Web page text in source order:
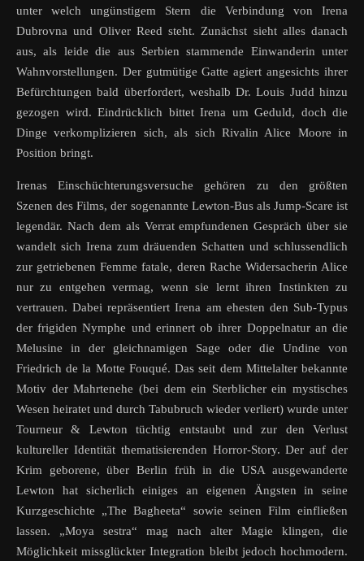
unter welch ungünstigem Stern die Verbindung von Irena
Dubrovna und Oliver Reed steht. Zunächst sieht alles danach
aus, als leide die aus Serbien stammende Einwanderin unter
Wahnvorstellungen. Der gutmütige Gatte agiert angesichts ihrer
Befürchtungen bald überfordert, weshalb Dr. Louis Judd hinzu
gezogen wird. Eindrücklich bittet Irena um Geduld, doch die
Dinge verkomplizieren sich, als sich Rivalin Alice Moore in
Position bringt.
Irenas Einschüchterungsversuche gehören zu den größten
Szenen des Films, der sogenannte Lewton-Bus als Jump-Scare ist
legendär. Nach dem als Verrat empfundenen Gespräch über sie
wandelt sich Irena zum dräuenden Schatten und schlussendlich
zur getriebenen Femme fatale, deren Rache Widersacherin Alice
nur zu entgehen vermag, wenn sie lernt ihren Instinkten zu
vertrauen. Dabei repräsentiert Irena am ehesten den Sub-Typus
der frigiden Nymphe und erinnert ob ihrer Doppelnatur an die
Melusine in der gleichnamigen Sage oder die Undine von
Friedrich de la Motte Fouqué. Das seit dem Mittelalter bekannte
Motiv der Mahrtenehe (bei dem ein Sterblicher ein mystisches
Wesen heiratet und durch Tabubruch wieder verliert) wurde unter
Tourneur & Lewton tüchtig entstaubt und zur den Verlust
kultureller Identität thematisierenden Horror-Story. Der auf der
Krim geborene, über Berlin früh in die USA ausgewanderte
Lewton hat sicherlich einiges an eigenen Ängsten in seine
Kurzgeschichte „The Bagheeta“ sowie seinen Film einfließen
lassen. „Moya sestra“ mag nach alter Magie klingen, die
Möglichkeit missglückter Integration bleibt jedoch hochmodern.